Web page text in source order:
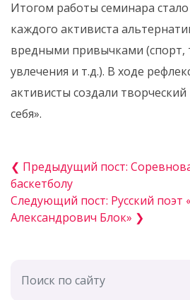
Итогом работы семинара
каждого активиста
вредными привычками (спорт,
увлечения и т.д.). В ходе
активисты создали
себя».
❮ Предыдущий пост:
баскетболу
Следующий пост: Русский поэт
Александрович Блок» ❯